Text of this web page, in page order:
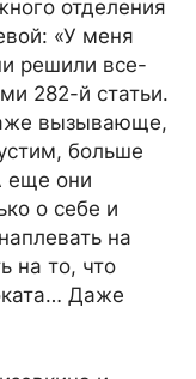
отделения
«У меня
решили все-
282-й статьи.
вызывающе,
больше
еще они
о себе и
на
на то, что
Даже